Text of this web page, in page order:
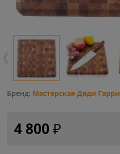
Бренд: Мастерская Дяди Гарри
4 800 ₽